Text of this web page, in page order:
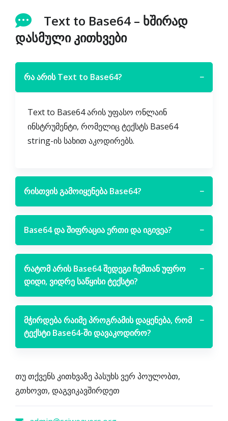
Text to Base64 – ხშირად
დასმული კითხვები
რა არის Text to Base64? −
Text to Base64 არის უფასო ონლაინ
ინსტრუმენტი, რომელიც ტექსტს Base64
string-ის სახით აკოდირებს.
რისთვის გამოიყენება Base64? −
Base64 და შიფრაცია ერთი და იგივეა? −
რატომ არის Base64 შედეგი ჩემთან უფრო
დიდი, ვიდრე საწყისი ტექსტი?
−
მჭირდება რაიმე პროგრამის დაყენება, რომ
ტექსტი Base64-ში დავაკოდირო?
−
თუ თქვენს კითხვაზე პასუხს ვერ პოულობთ,
გთხოვთ, დაგვიკავშირდეთ